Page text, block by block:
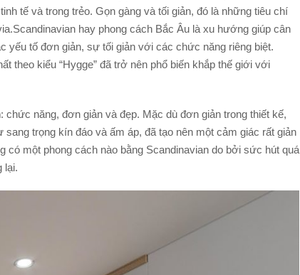
tế và trong trẻo. Gọn gàng và tối giản, đó là những tiêu chí
hay phong cách Bắc Âu là xu hướng giúp cân
yếu tố đơn giản, sự tối giản với các chức năng riêng biệt.
theo kiểu “Hygge” đã trở nên phổ biến khắp thế giới với
năng, đơn giản và đẹp. Mặc dù đơn giản trong thiết kế,
trọng kín đáo và ấm áp, đã tạo nên một cảm giác rất giản
một phong cách nào bằng Scandinavian do bởi sức hút quá
lại.